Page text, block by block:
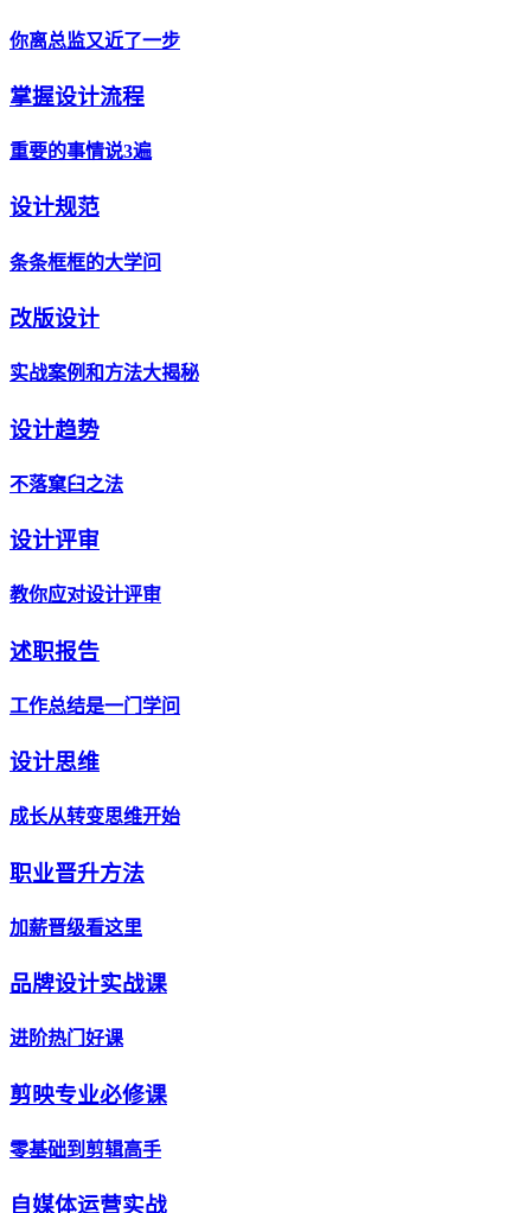
你离总监又近了一步
掌握设计流程
重要的事情说3遍
设计规范
条条框框的大学问
改版设计
实战案例和方法大揭秘
设计趋势
不落窠臼之法
设计评审
教你应对设计评审
述职报告
工作总结是一门学问
设计思维
成长从转变思维开始
职业晋升方法
加薪晋级看这里
品牌设计实战课
进阶热门好课
剪映专业必修课
零基础到剪辑高手
自媒体运营实战